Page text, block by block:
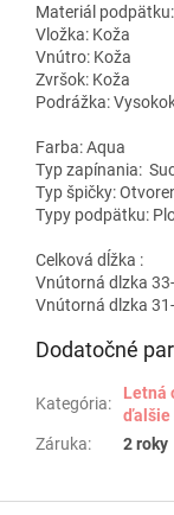
Materiál podpätku:
Vložka: Koža
Vnútro: Koža
Zvršok: Koža
Podrážka:
Farba:Aqua
Typ zapínania:
Typ špičky:
Typy podpätku:
Celková dĺžka :
Vnútorná dlzka
Vnútorná dlzka
Dodatočné
Kategória:
Letná
ďalšie
Záruka: 2 roky